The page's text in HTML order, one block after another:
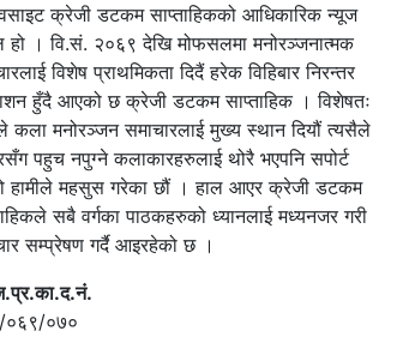
क्रेजी डटकम साप्ताहिकको आधिकारिक न्यूज
हो । वि.सं. २०६९ देखि मोफसलमा मनोरञ्जनात्मक
विशेष प्राथमिकता दिदैं हरेक विहिबार निरन्तर
हुँदै आएको छ क्रेजी डटकम साप्ताहिक । विशेषतः
कला मनोरञ्जन समाचारलाई मुख्य स्थान दियौं त्यसैले
पहुच नपुग्ने कलाकारहरुलाई थोरै भएपनि सपोर्ट
हामीले महसुस गरेका छौं । हाल आएर क्रेजी डटकम
सबै वर्गका पाठकहरुको ध्यानलाई मध्यनजर गरी
सम्प्रेषण गर्दै आइरहेको छ ।
०६९/०७०